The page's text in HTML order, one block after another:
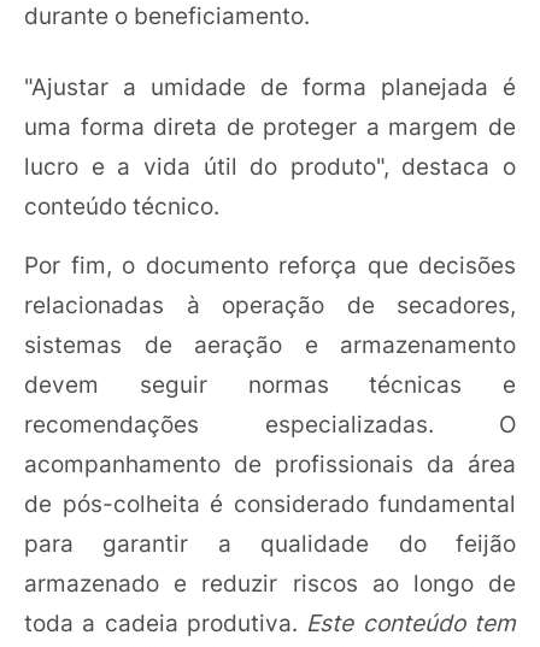
durante o beneficiamento.
"Ajustar a umidade de forma planejada é
uma forma direta de proteger a margem de
lucro e a vida útil do produto", destaca o
conteúdo técnico.
Por fim, o documento reforça que decisões
relacionadas à operação de secadores,
sistemas de aeração e armazenamento
devem seguir normas técnicas e
recomendações especializadas. O
acompanhamento de profissionais da área
de pós-colheita é considerado fundamental
para garantir a qualidade do feijão
armazenado e reduzir riscos ao longo de
toda a cadeia produtiva. Este conteúdo tem